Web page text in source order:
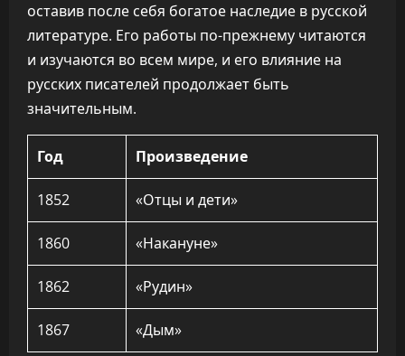
оставив после себя богатое наследие в русской
литературе. Его работы по-прежнему читаются
и изучаются во всем мире, и его влияние на
русских писателей продолжает быть
значительным.
Год Произведение
1852 «Отцы и дети»
1860 «Накануне»
1862 «Рудин»
1867 «Дым»